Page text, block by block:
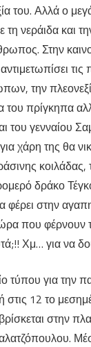
του. Αλλά ο
νεράιδα και
Στην
τις
την
του πρίγκηπα
του γενναίου
χάρη της θα
κοιλάδας,
δράκο
φέρει στην
που φέρνουν
Χμ… για να
τύπου για την
στις 12 το
στην